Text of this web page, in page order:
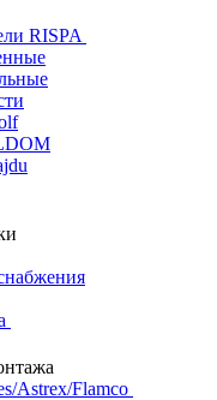
RISPA
Astrex/Flamco